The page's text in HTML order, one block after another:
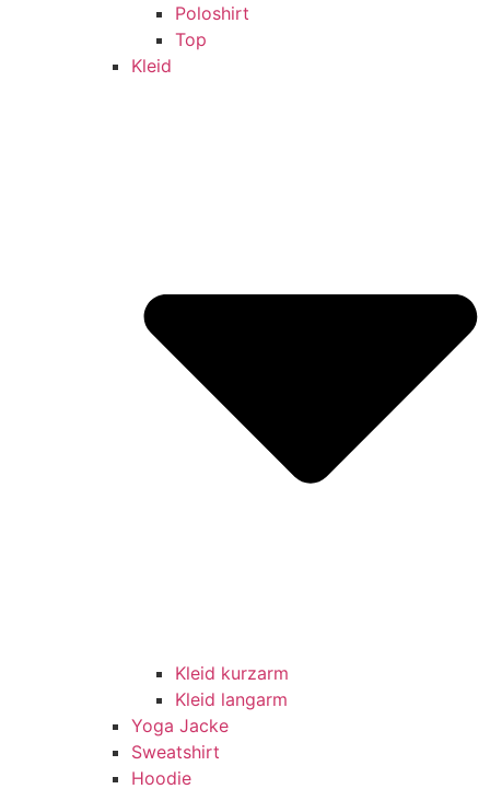
Poloshirt
Top
Kleid
Kleid kurzarm
Kleid langarm
Yoga Jacke
Sweatshirt
Hoodie